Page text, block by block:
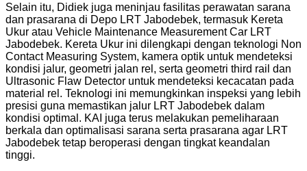
Selain itu, Didiek juga meninjau fasilitas perawatan sarana
dan prasarana di Depo LRT Jabodebek, termasuk Kereta
Ukur atau Vehicle Maintenance Measurement Car LRT
Jabodebek. Kereta Ukur ini dilengkapi dengan teknologi Non
Contact Measuring System, kamera optik untuk mendeteksi
kondisi jalur, geometri jalan rel, serta geometri third rail dan
Ultrasonic Flaw Detector untuk mendeteksi kecacatan pada
material rel. Teknologi ini memungkinkan inspeksi yang lebih
presisi guna memastikan jalur LRT Jabodebek dalam
kondisi optimal. KAI juga terus melakukan pemeliharaan
berkala dan optimalisasi sarana serta prasarana agar LRT
Jabodebek tetap beroperasi dengan tingkat keandalan
tinggi.